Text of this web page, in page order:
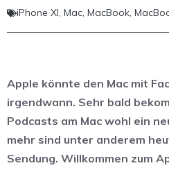
iPhone XI, Mac, MacBook,
Apple könnte den Mac mit
irgendwann. Sehr bald
Podcasts am Mac wohl ein
mehr sind unter anderem
Sendung. Willkommen zum